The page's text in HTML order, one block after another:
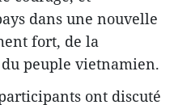
dans une nouvelle
fort, de la
peuple vietnamien.
ont discuté